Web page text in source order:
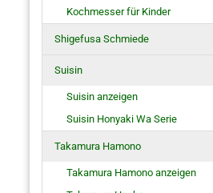
Kochmesser für Kinder
Shigefusa Schmiede
Suisin
Suisin anzeigen
Suisin Honyaki Wa Serie
Takamura Hamono
Takamura Hamono anzeigen